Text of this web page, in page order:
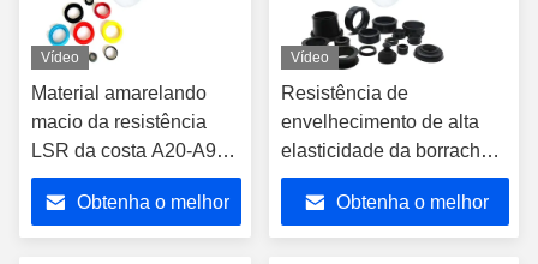
Vídeo
Material amarelando
macio da resistência
LSR da costa A20-A90
da borracha de silicone
da cura da platina
Obtenha o melhor
Vídeo
Resistência de
envelhecimento de alta
elasticidade da borracha
de silicone da cura da
platina da força com
material da baixa
Obtenha o melhor